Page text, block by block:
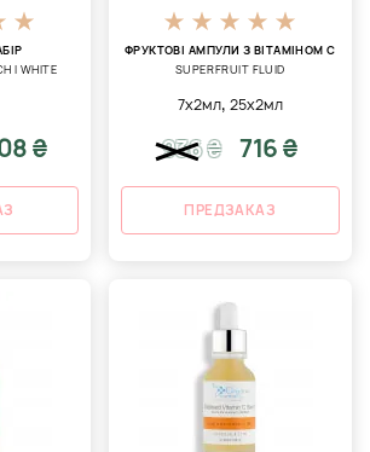
I WHITE
₴
ФРУКТОВІ АМПУЛИ З ВІТАМІНОМ С
SUPERFRUIT FLUID
7х2мл, 25х2мл
936₴ 716 ₴
ПРЕДЗАКАЗ